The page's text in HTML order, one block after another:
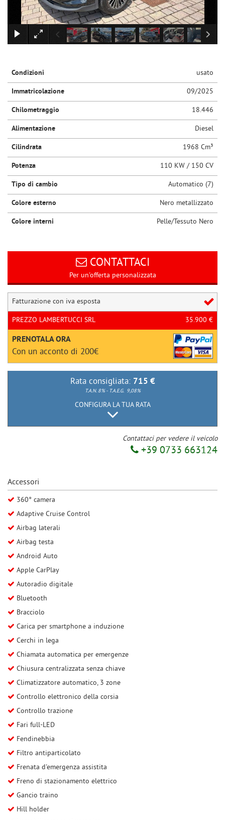
×
Condizioni usato
Immatricolazione 09/2025
Chilometraggio 18.446
Alimentazione Diesel
Cilindrata 1968 Cm³
Potenza 110 KW / 150 CV
Tipo di cambio Automatico (7)
Colore esterno Nero metallizzato
Colore interni Pelle/Tessuto Nero
CONTATTACI
Per un'offerta personalizzata
Fatturazione con iva esposta
PREZZO LAMBERTUCCI SRL 35.900 €
PRENOTALA ORA
Con un acconto di 200€
Rata consigliata: 715 €
T.A.N. 8% - T.A.E.G. 9,08%
CONFIGURA LA TUA RATA
Contattaci per vedere il veicolo
+39 0733 663124
Accessori
360° camera
Adaptive Cruise Control
Airbag laterali
Airbag testa
Android Auto
Apple CarPlay
Autoradio digitale
Bluetooth
Bracciolo
Carica per smartphone a induzione
Cerchi in lega
Chiamata automatica per emergenze
Chiusura centralizzata senza chiave
Climatizzatore automatico, 3 zone
Controllo elettronico della corsia
Controllo trazione
Fari full-LED
Fendinebbia
Filtro antiparticolato
Frenata d'emergenza assistita
Freno di stazionamento elettrico
Gancio traino
Hill holder
tracciamento
che
adottiamo
per
offrire
e
svolgere
le
attività
di
seguito
Per
maggiori
informazioni
sull'utilità
e
sul
funzionamento
di
rimanda
alla
cookie
Puoi
rivedere
modificare
le
Cookie delle preferenze
Cookie analitici
Cookie di marketing
la
cookie
policy
Salva
le
impostazioni